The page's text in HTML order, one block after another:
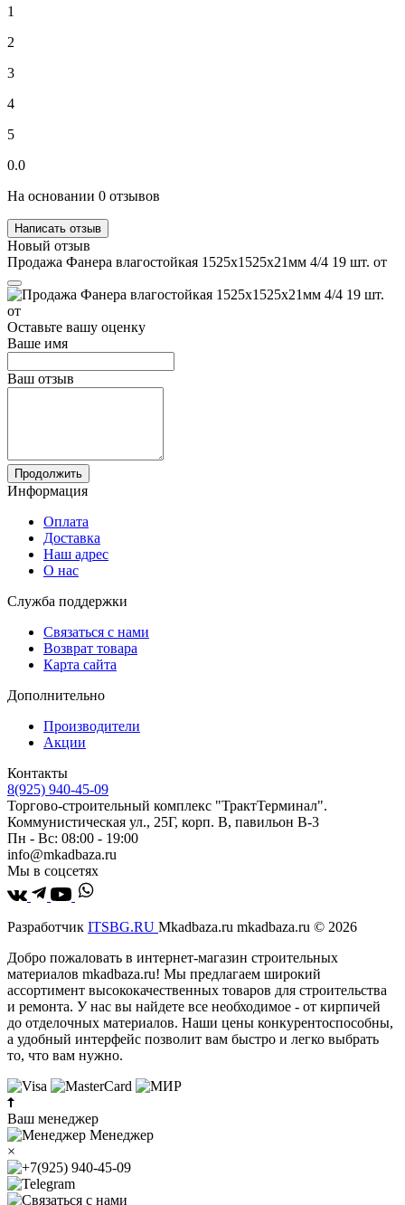
1
2
3
4
5
0.0
На основании 0 отзывов
Написать отзыв
Новый отзыв
Продажа Фанера влагостойкая 1525х1525х21мм 4/4 19 шт. от
Оставьте вашу оценку
Ваше имя
Ваш отзыв
Продолжить
Информация
Оплата
Доставка
Наш адрес
О нас
Служба поддержки
Связаться с нами
Возврат товара
Карта сайта
Дополнительно
Производители
Акции
Контакты
8(925) 940-45-09
Торгово-строительный комплекс "ТрактТерминал".
Коммунистическая ул., 25Г, корп. В, павильон В-3
Пн - Вс: 08:00 - 19:00
info@mkadbaza.ru
Мы в соцсетях
Разработчик ITSBG.RU Mkadbaza.ru mkadbaza.ru © 2026
Добро пожаловать в интернет-магазин строительных
материалов mkadbaza.ru! Мы предлагаем широкий
ассортимент высококачественных товаров для строительства
и ремонта. У нас вы найдете все необходимое - от кирпичей
до отделочных материалов. Наши цены конкурентоспособны,
а удобный интерфейс позволит вам быстро и легко выбрать
то, что вам нужно.
Ваш менеджер
Менеджер
×